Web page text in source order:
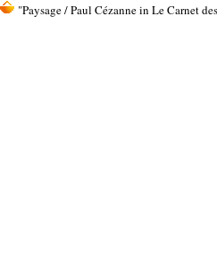
"Paysage / Paul Cézanne in Le Carnet